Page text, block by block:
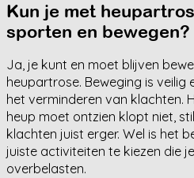
Kun je met
sporten en bewegen?
Ja, je kunt en moet blijven
heupartrose. Beweging is veilig
het verminderen van klachten.
heup moet ontzien klopt niet,
klachten juist erger. Wel is het
juiste activiteiten te kiezen die
overbelasten.